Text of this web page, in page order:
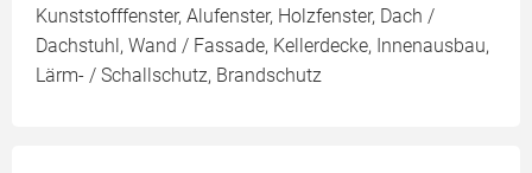
Kunststofffenster, Alufenster, Holzfenster, Dach /
Dachstuhl, Wand / Fassade, Kellerdecke, Innenausbau,
Lärm- / Schallschutz, Brandschutz